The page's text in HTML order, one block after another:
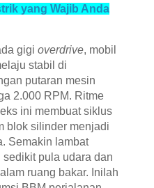
yang Wajib Anda
gigi overdrive, mobil
stabil di
putaran mesin
2.000 RPM. Ritme
ini membuat siklus
blok silinder menjadi
Semakin lambat
pula udara dan
ruang bakar. Inilah